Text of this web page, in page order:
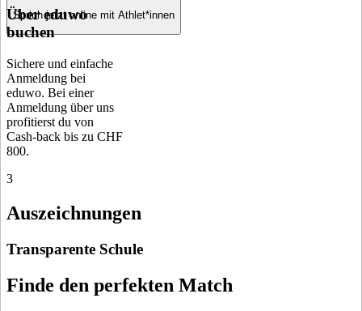
Sprich jetzt online mit Athlet*innen
Über eduwo
buchen
Sichere und einfache
Anmeldung bei
eduwo. Bei einer
Anmeldung über uns
profitierst du von
Cash-back bis zu CHF
800.
3
Auszeichnungen
Transparente Schule
Finde den perfekten Match